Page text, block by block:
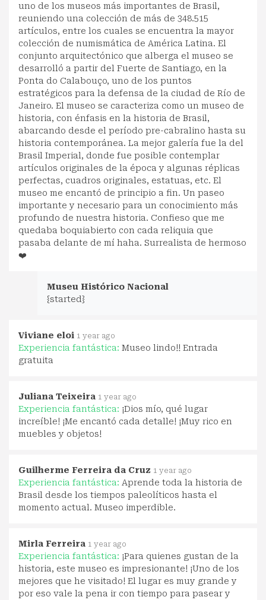
uno de los museos más importantes de Brasil,
reuniendo una colección de más de 348.515
artículos, entre los cuales se encuentra la mayor
colección de numismática de América Latina. El
conjunto arquitectónico que alberga el museo se
desarrolló a partir del Fuerte de Santiago, en la
Ponta do Calabouço, uno de los puntos
estratégicos para la defensa de la ciudad de Río de
Janeiro. El museo se caracteriza como un museo de
historia, con énfasis en la historia de Brasil,
abarcando desde el período pre-cabralino hasta su
historia contemporánea. La mejor galería fue la del
Brasil Imperial, donde fue posible contemplar
artículos originales de la época y algunas réplicas
perfectas, cuadros originales, estatuas, etc. El
museo me encantó de principio a fin. Un paseo
importante y necesario para un conocimiento más
profundo de nuestra historia. Confieso que me
quedaba boquiabierto con cada reliquia que
pasaba delante de mí haha. Surrealista de hermoso
❤️
Museu Histórico Nacional
{started}
Viviane eloi 1 year ago
Experiencia fantástica: Museo lindo!! Entrada
gratuita
Juliana Teixeira 1 year ago
Experiencia fantástica: ¡Dios mío, qué lugar
increíble! ¡Me encantó cada detalle! ¡Muy rico en
muebles y objetos!
Guilherme Ferreira da Cruz 1 year ago
Experiencia fantástica: Aprende toda la historia de
Brasil desde los tiempos paleolíticos hasta el
momento actual. Museo imperdible.
Mirla Ferreira 1 year ago
Experiencia fantástica: ¡Para quienes gustan de la
historia, este museo es impresionante! ¡Uno de los
mejores que he visitado! El lugar es muy grande y
por eso vale la pena ir con tiempo para pasear y